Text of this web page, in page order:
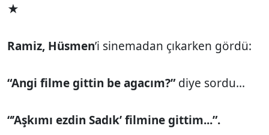
★
Ramiz, Hüsmen’i sinemadan çıkarken gördü:
“Angi filme gittin be agacım?”diye sordu...
“’Aşkımı ezdin Sadık’filmine gittim...”.